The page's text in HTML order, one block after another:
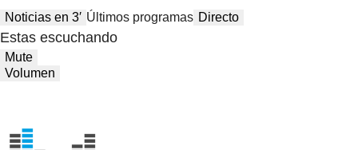
Noticias en 3′ Últimos programas Directo
Estas escuchando
Mute
Volumen